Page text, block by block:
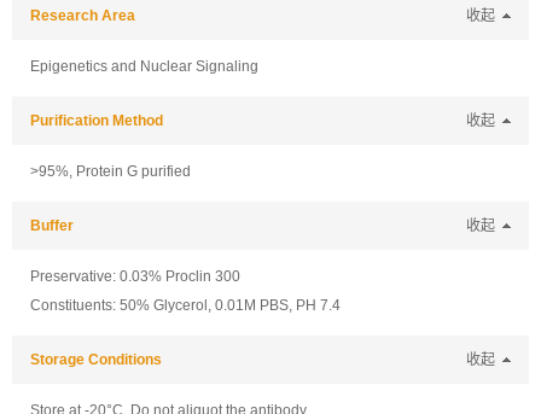
Research Area 收起
Epigenetics and Nuclear Signaling
Purification Method 收起
>95%, Protein G purified
Buffer 收起
Preservative: 0.03% Proclin 300
Constituents: 50% Glycerol, 0.01M PBS, PH 7.4
Storage Conditions 收起
Store at -20°C. Do not aliquot the antibody